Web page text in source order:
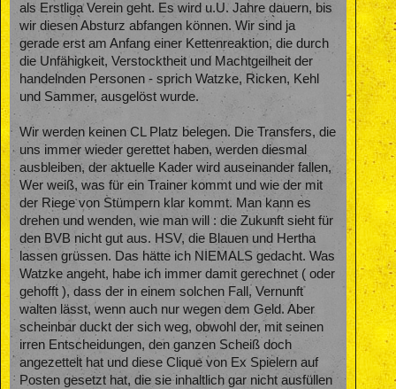
als Erstliga Verein geht. Es wird u.U. Jahre dauern, bis
wir diesen Absturz abfangen können. Wir sind ja
gerade erst am Anfang einer Kettenreaktion, die durch
die Unfähigkeit, Verstocktheit und Machtgeilheit der
handelnden Personen - sprich Watzke, Ricken, Kehl
und Sammer, ausgelöst wurde.
Wir werden keinen CL Platz belegen. Die Transfers, die
uns immer wieder gerettet haben, werden diesmal
ausbleiben, der aktuelle Kader wird auseinander fallen,
Wer weiß, was für ein Trainer kommt und wie der mit
der Riege von Stümpern klar kommt. Man kann es
drehen und wenden, wie man will : die Zukunft sieht für
den BVB nicht gut aus. HSV, die Blauen und Hertha
lassen grüssen. Das hätte ich NIEMALS gedacht. Was
Watzke angeht, habe ich immer damit gerechnet ( oder
gehofft ), dass der in einem solchen Fall, Vernunft
walten lässt, wenn auch nur wegen dem Geld. Aber
scheinbar duckt der sich weg, obwohl der, mit seinen
irren Entscheidungen, den ganzen Scheiß doch
angezettelt hat und diese Clique von Ex Spielern auf
Posten gesetzt hat, die sie inhaltlich gar nicht ausfüllen